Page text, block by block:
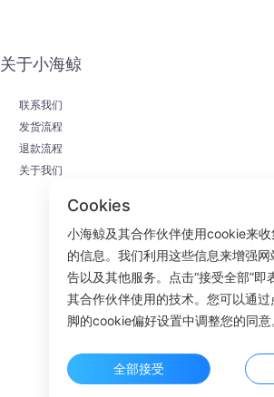
关于小海鲸
联系我们
发货流程
退款流程
关于我们
Cookies
小海鲸及其合作伙伴使用cookie来
的信息。我们利用这些信息来增强
告以及其他服务。点击“接受全部”即
其合作伙伴使用的技术。您可以通过
脚的cookie偏好设置中调整您的同意
全部接受